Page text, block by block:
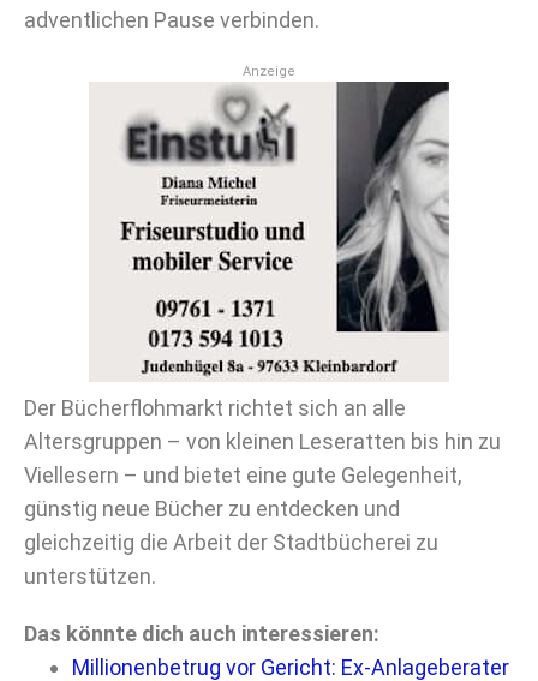
adventlichen Pause verbinden.
Anzeige
Der Bücherflohmarkt richtet sich an alle
Altersgruppen – von kleinen Leseratten bis hin zu
Viellesern – und bietet eine gute Gelegenheit,
günstig neue Bücher zu entdecken und
gleichzeitig die Arbeit der Stadtbücherei zu
unterstützen.
Das könnte dich auch interessieren:
Millionenbetrug vor Gericht: Ex-Anlageberater